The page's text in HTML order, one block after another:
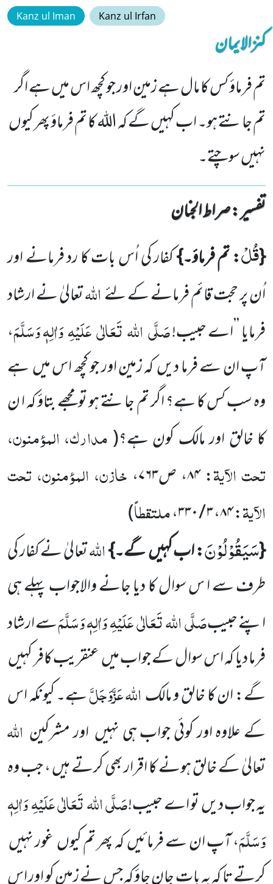
Kanz ul Iman Kanz ul Irfan
کنزالایمان
تم فرماؤ کس کا مال ہے زمین اور جو کچھ اس میں ہے اگر
تم جانتے ہو۔ اب کہیں گے کہ اللہ کا تم فرماؤ پھر کیوں
نہیں سوچتے۔
تفسیر : ‎صراط الجنان
{قُلْ: تم فرماؤ۔}کفار کی اُس بات کا رد فرمانے اور
اُن پر حجت قائم فرمانے کے لئےاللہتعالیٰ نے ارشاد
فرمایا ’’اےحبیب!صَلَّیاللہتَعَالٰیعَلَیْہِوَاٰلِہٖ وَسَلَّمَ،
آپ ان سے فرما دیںکہ زمین اور جو کچھ اس میںہے
وہ سب کس کا ہے؟ اگر تم جانتےہو تومجھے بتاؤ کہ ا ن
کا خالق اور مالک کون ہے؟(مدارک، المؤمنون،
تحت الآیۃ:۸۴، ص۷۶۳، خازن، المؤمنون، تحت
الآیۃ:۸۴،۳ / ۳۳۰ ،ملتقطاً)
{سَیَقُوْلُوْنَ: اب کہیںگے۔}اللہتعالیٰ نے کفار کی
طرف سے ا س سوال کا دیا جانے والاجواب پہلے ہی
اپنے حبیبصَلَّیاللہتَعَالٰیعَلَیْہِوَاٰلِہٖ وَسَلَّمَسے ارشاد
فرما دیا کہ اس سوال کے جواب میںعنقریب کافر کہیں
گے: ان کا خالق و مالکاللہعَزَّوَجَلَّہے۔ کیونکہ اس
کے علاوہ اور کوئی جواب ہی نہیں اور مشرکین اللہ
تعالیٰ کے خالق ہونے کا اقرار بھی کرتے ہیں ، جبوہ
یہ جواب دیںتو اے حبیب!صَلَّیاللہتَعَالٰیعَلَیْہِوَاٰلِہٖ
وَسَلَّمَ، آپ ان سے فرمائیںکہ پھر تم کیوںغور نہیں
کرتے تا کہ یہ بات جان جاؤ کہ جس نے زمین کو اور اس